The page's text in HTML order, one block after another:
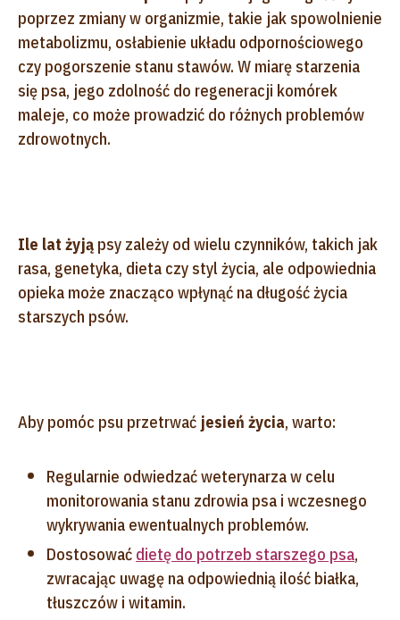
poprzez zmiany w organizmie, takie jak spowolnienie
metabolizmu, osłabienie układu odpornościowego
czy pogorszenie stanu stawów. W miarę starzenia
się psa, jego zdolność do regeneracji komórek
maleje, co może prowadzić do różnych problemów
zdrowotnych.
Ile lat żyją psy zależy od wielu czynników, takich jak
rasa, genetyka, dieta czy styl życia, ale odpowiednia
opieka może znacząco wpłynąć na długość życia
starszych psów.
Aby pomóc psu przetrwać jesień życia, warto:
Regularnie odwiedzać weterynarza w celu
monitorowania stanu zdrowia psa i wczesnego
wykrywania ewentualnych problemów.
Dostosować dietę do potrzeb starszego psa,
zwracając uwagę na odpowiednią ilość białka,
tłuszczów i witamin.